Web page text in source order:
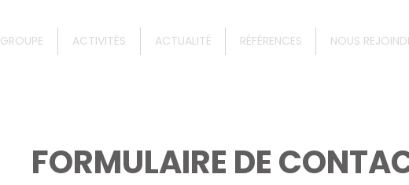
GROUPE ACTIVITÉS ACTUALITÉ RÉFÉRENCES NOUS
FORMULAIRE DE